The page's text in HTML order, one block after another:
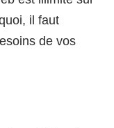
il faut
de vos